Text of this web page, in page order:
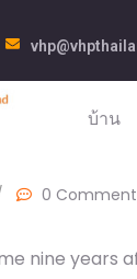
บ้าน
0
nine years